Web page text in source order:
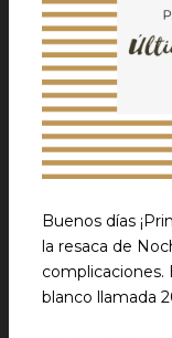
Buenos días
la resaca de
complicaciones.
blanco llamada